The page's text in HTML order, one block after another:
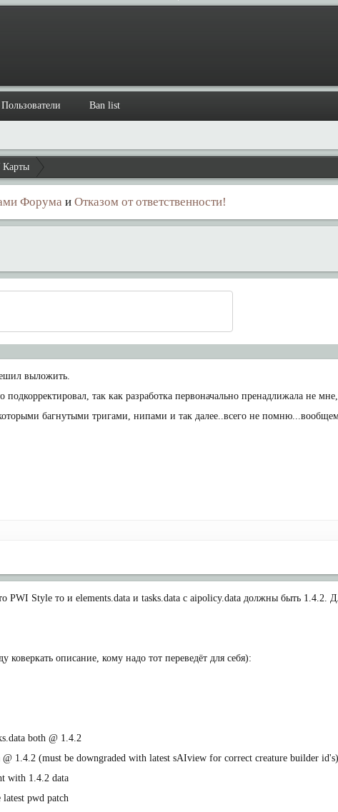
Карты
Форума иОтказом от ответственности!
выложить.
так как разработка первоначально пренадлижала не
багнутыми тригами, нипами и так далее..всего не помню...вообщем
PWI Style то и elements.data и tasks.data с aipolicy.data должны быть
коверкать описание, кому надо тот переведёт для себя):
both @ 1.4.2
1.4.2 (must be downgraded with latest sAIview for correct creature builder
with 1.4.2 data
pwd patch
Пользователи Ban list